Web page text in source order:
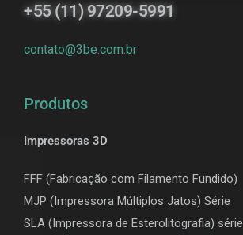
+55 (11) 97209-5991
contato@3be.com.br
Produtos
Impressoras 3D
FFF (Fabricação com Filamento Fundido)
MJP (Impressora Múltiplos Jatos) Série
SLA (Impressora de Esterolitografia) série